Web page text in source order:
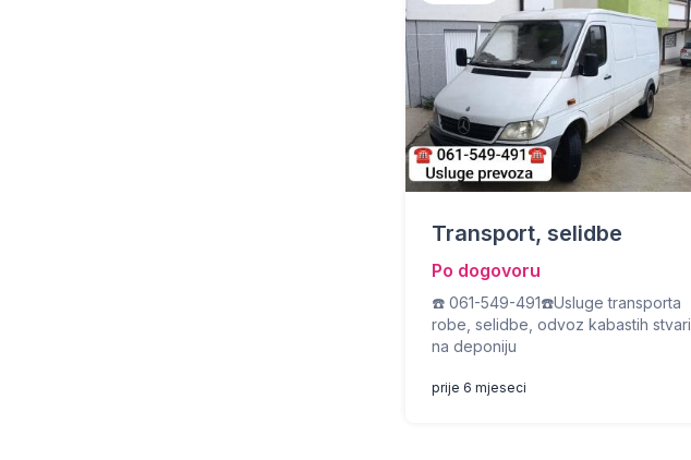
Transport, selidbe
Po dogovoru
☎️ 061-549-491☎️Usluge transporta
robe, selidbe, odvoz kabastih stvari
na deponiju
prije 6 mjeseci